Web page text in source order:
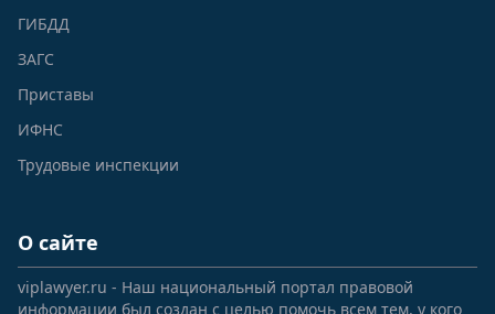
ГИБДД
ЗАГС
Приставы
ИФНС
Трудовые инспекции
О сайте
viplawyer.ru - Наш национальный портал правовой
информации был создан с целью помочь всем тем, у кого